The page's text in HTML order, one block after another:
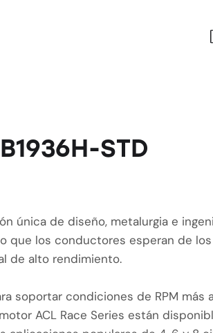
STD
única de diseño, metalurgia e
que los conductores esperan de
de alto rendimiento.
soportar condiciones de RPM más
ACL Race Series están